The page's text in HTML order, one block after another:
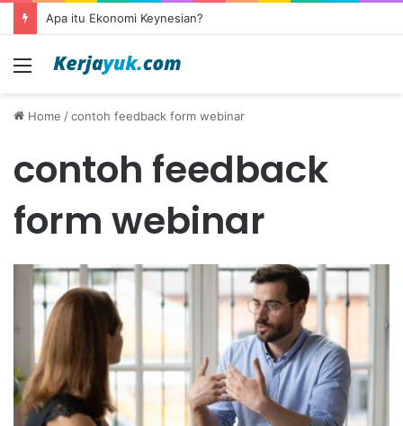
Apa itu Ekonomi Keynesian?
Menu
Home /contoh feedback form webinar
contoh feedback
form webinar